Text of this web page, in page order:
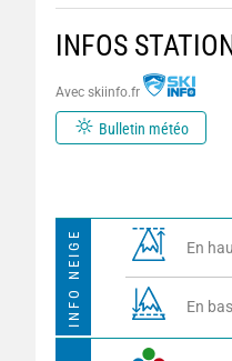
INFOS
Avec skiinfo.fr
Bulletin météo
INFO NEIGE En
En